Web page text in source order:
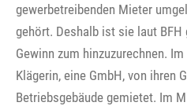
gewerbetreibenden Mieter
gehört. Deshalb ist sie laut
Gewinn zum hinzuzurechnen.
Klägerin, eine GmbH, von ihren
Betriebsgebäude gemietet. Im